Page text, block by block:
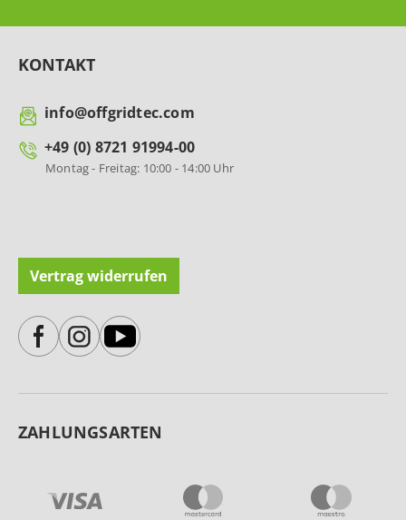
KONTAKT
info@offgridtec.com
+49 (0) 8721 91994-00
Montag - Freitag: 10:00 - 14:00 Uhr
Vertrag widerrufen
ZAHLUNGSARTEN